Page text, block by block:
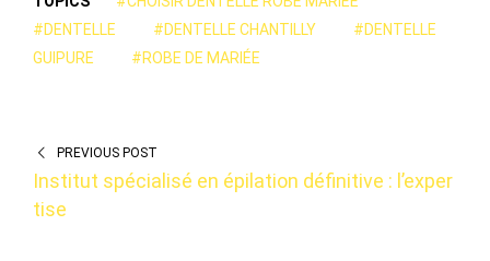
#DENTELLE
#DENTELLE CHANTILLY
#DENTELLE
GUIPURE
#ROBE DE MARIÉE
PREVIOUS POST
Institut spécialisé en épilation définitive : l’exper
tise